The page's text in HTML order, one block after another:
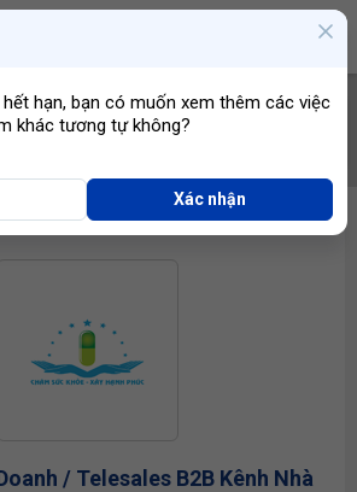
/ Telesales B2B Kênh Nhà
hạn, bạn có muốn xem thêm các việc
khác tương tự không?
Xác nhận